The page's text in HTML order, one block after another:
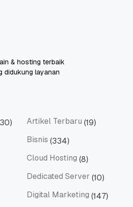
& hosting terbaik
didukung layanan
Artikel Terbaru (19)
Bisnis (334)
Cloud Hosting (8)
Dedicated Server (10)
Digital Marketing (147)